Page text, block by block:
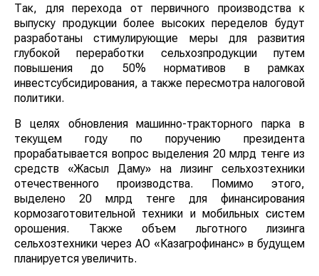
Так, для перехода от первичного производства к
выпуску продукции более высоких переделов будут
разработаны стимулирующие меры для развития
глубокой переработки сельхозпродукции путем
повышения до 50% нормативов в рамках
инвестсубсидирования, а также пересмотра налоговой
политики.
В целях обновления машинно-тракторного парка в
текущем году по поручению президента
прорабатывается вопрос выделения 20 млрд тенге из
средств «Жасыл Даму» на лизинг сельхозтехники
отечественного производства. Помимо этого,
выделено 20 млрд тенге для финансирования
кормозаготовительной техники и мобильных систем
орошения. Также объем льготного лизинга
сельхозтехники через АО «Казагрофинанс» в будущем
планируется увеличить.